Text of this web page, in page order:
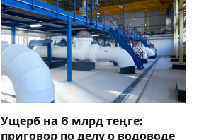
Ущерб на 6 млрд теңге:
приговор по делу о водоводе